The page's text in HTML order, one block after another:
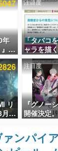
る記事ランキング
覧
事
千以上！ ページビ
に読まれた、電フ
た。
画書
エイターの方々に
年
ン
」
あ
！
注目度
「タバコ
ャラを描
聴者の一
薬物の使
て、BPO
リ
月
リ
グ
ー
注目度
『グノー
開催決定
プトに、
様子を切
開
ンパイ